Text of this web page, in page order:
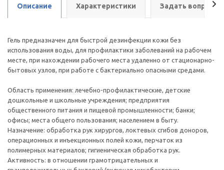
Описание Характеристики Задать вопрос
Гель предназначен для быстрой дезинфекции кожи без
использования воды, для профилактики заболеваний на рабочем
месте, при нахождении рабочего места удаленно от стационарно-
бытовых узлов, при работе с бактериально опасными средами.
Область применения: лечебно-профилактические, детские
дошкольные и школьные учреждения; предприятия
общественного питания и пищевой промышленности; банки;
офисы; места общего пользования; населением в быту.
Назначение: обработка рук хирургов, локтевых сгибов доноров,
операционных и инъекционных полей кожи, перчаток из
полимерных материалов; гигиеническая обработка рук.
Активность: в отношении грамотрицательных и